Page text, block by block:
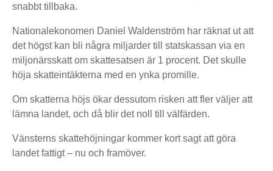
snabbt tillbaka.
Nationalekonomen Daniel Waldenström har räknat ut att
det högst kan bli några miljarder till statskassan via en
miljonärsskatt om skattesatsen är 1 procent. Det skulle
höja skatteintäkterna med en ynka promille.
Om skatterna höjs ökar dessutom risken att fler väljer att
lämna landet, och då blir det noll till välfärden.
Vänsterns skattehöjningar kommer kort sagt att göra
landet fattigt – nu och framöver.